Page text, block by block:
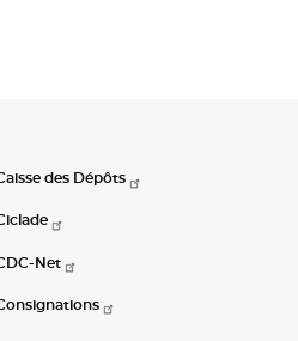
des Dépôts
Net